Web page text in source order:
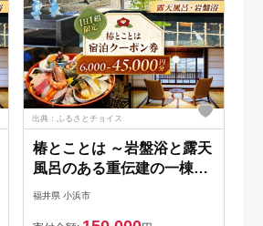
出典：ふるさとチョイス
椿とことは ～岩盤浴と露天
風呂のある重伝建の一棟貸
し町家～ 宿泊券 45,000円
福井県 小浜市